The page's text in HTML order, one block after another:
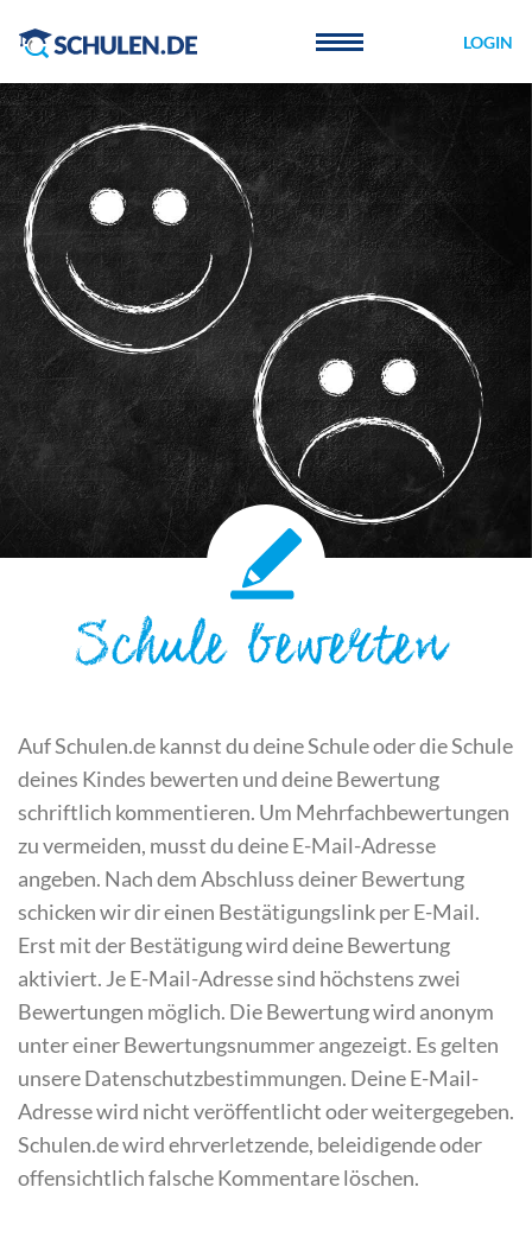
LOGIN
Schule bewerten
Auf Schulen.de kannst du deine Schule oder die Schule
deines Kindes bewerten und deine Bewertung
schriftlich kommentieren. Um Mehrfachbewertungen
zu vermeiden, musst du deine E-Mail-Adresse
angeben. Nach dem Abschluss deiner Bewertung
schicken wir dir einen Bestätigungslink per E-Mail.
Erst mit der Bestätigung wird deine Bewertung
aktiviert. Je E-Mail-Adresse sind höchstens zwei
Bewertungen möglich. Die Bewertung wird anonym
unter einer Bewertungsnummer angezeigt. Es gelten
unsere Datenschutzbestimmungen. Deine E-Mail-
Adresse wird nicht veröffentlicht oder weitergegeben.
Schulen.de wird ehrverletzende, beleidigende oder
offensichtlich falsche Kommentare löschen.